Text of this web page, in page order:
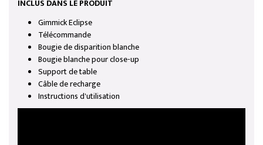
INCLUS DANS LE PRODUIT
Gimmick Eclipse
Télécommande
Bougie de disparition blanche
Bougie blanche pour close-up
Support de table
Câble de recharge
Instructions d'utilisation